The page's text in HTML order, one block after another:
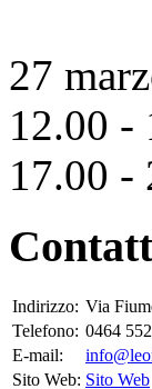
27
12.00 -
17.00 -
Indirizzo: Via
Telefono: 0464
E-mail:
Sito Web: Sito Web